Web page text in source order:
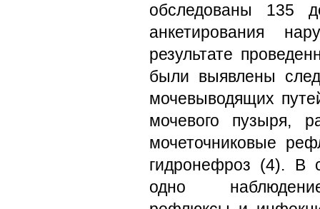
обследованы 135
анкетирования
результате
были выявлены
мочевыводящих
мочевого пузыря,
мочеточниковые
гидронефроз (4). В
одно